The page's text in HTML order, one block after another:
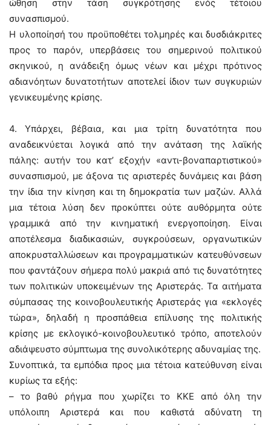
ώθηση στην τάση συγκρότησης ενός τέτοιου
συνασπισμού.
Η υλοποίησή του προϋποθέτει τολμηρές και δυσδιάκριτες
προς το παρόν, υπερβάσεις του σημερινού πολιτικού
σκηνικού, η ανάδειξη όμως νέων και μέχρι πρότινος
αδιανόητων δυνατοτήτων αποτελεί ίδιον των συγκυριών
γενικευμένης κρίσης.
4. Υπάρχει, βέβαια, και μια τρίτη δυνατότητα που
αναδεικνύεται λογικά από την ανάταση της λαϊκής
πάλης: αυτήν του κατ’ εξοχήν «αντι-βοναπαρτιστικού»
συνασπισμού, με άξονα τις αριστερές δυνάμεις και βάση
την ίδια την κίνηση και τη δημοκρατία των μαζών. Αλλά
μια τέτοια λύση δεν προκύπτει ούτε αυθόρμητα ούτε
γραμμικά από την κινηματική ενεργοποίηση. Είναι
αποτέλεσμα διαδικασιών, συγκρούσεων, οργανωτικών
αποκρυσταλλώσεων και προγραμματικών κατευθύνσεων
που φαντάζουν σήμερα πολύ μακριά από τις δυνατότητες
των πολιτικών υποκειμένων της Αριστεράς. Τα αιτήματα
σύμπασας της κοινοβουλευτικής Αριστεράς για «εκλογές
τώρα», δηλαδή η προσπάθεια επίλυσης της πολιτικής
κρίσης με εκλογικό-κοινοβουλευτικό τρόπο, αποτελούν
αδιάψευστο σύμπτωμα της συνολικότερης αδυναμίας της.
Συνοπτικά, τα εμπόδια προς μια τέτοια κατεύθυνση είναι
κυρίως τα εξής:
– το βαθύ ρήγμα που χωρίζει το ΚΚΕ από όλη την
υπόλοιπη Αριστερά και που καθιστά αδύνατη τη